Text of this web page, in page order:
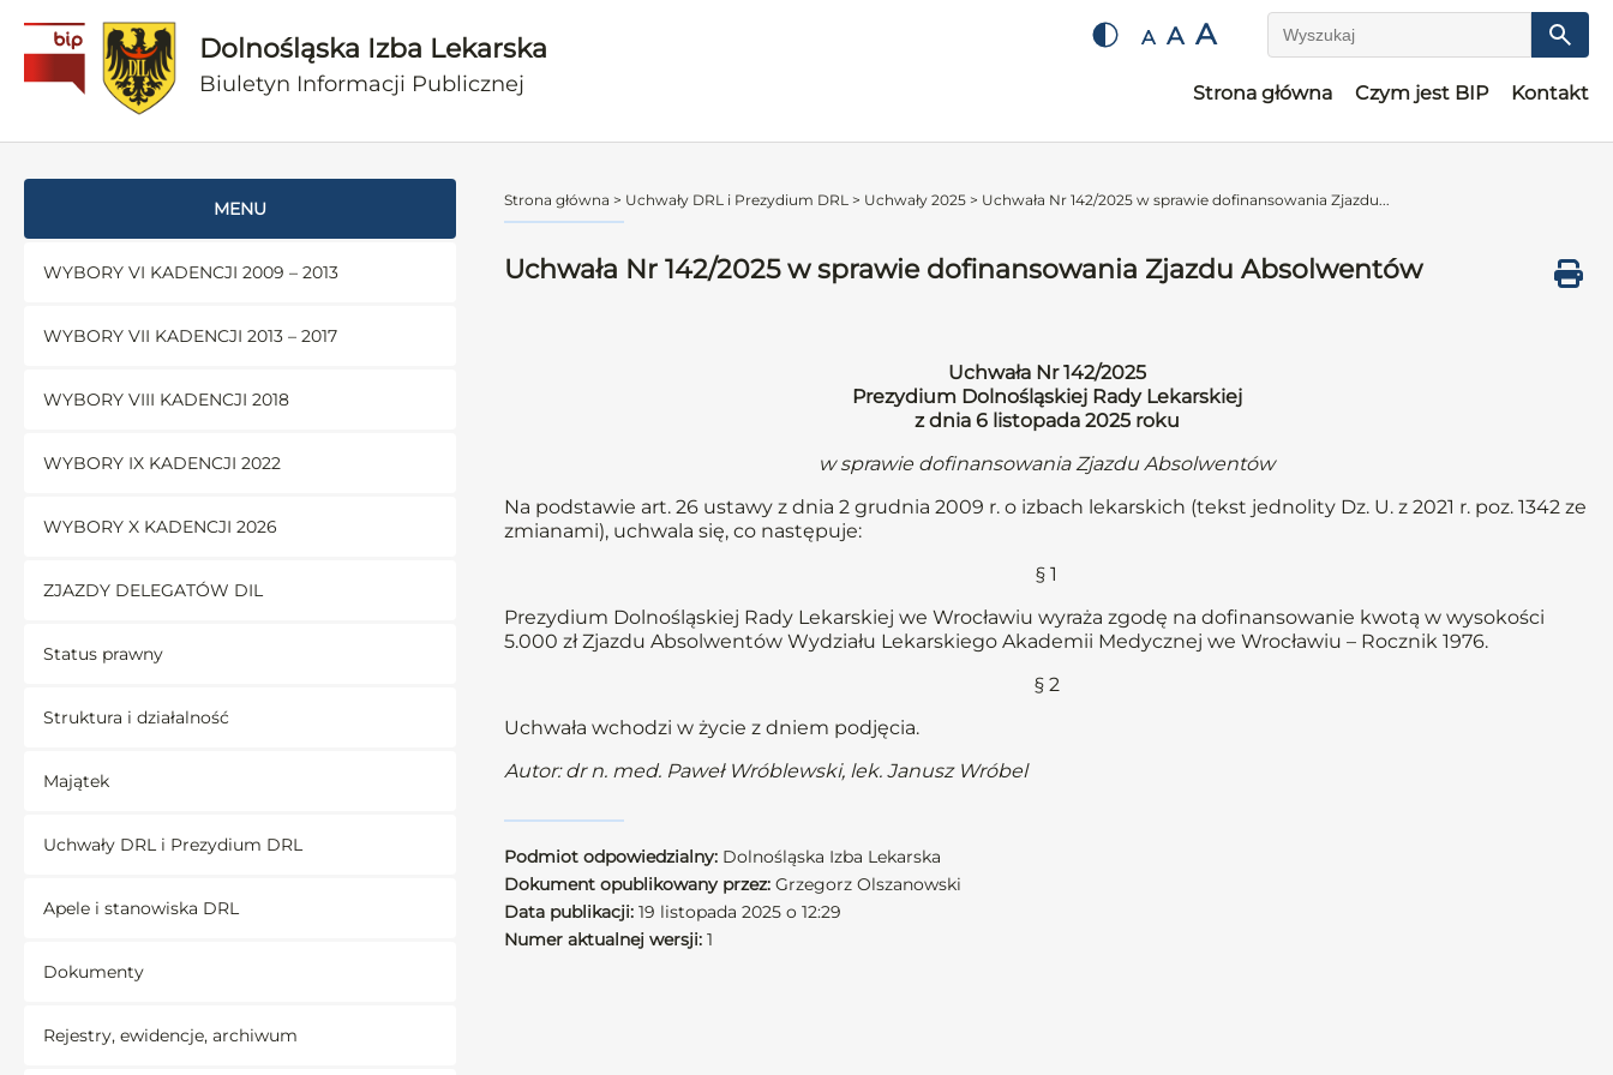
Dolnośląska Izba Lekarska
Biuletyn Informacji Publicznej
A A A Wyszukaj
Strona główna Czym jest BIP Kontakt
MENU
WYBORY VI KADENCJI 2009 – 2013
WYBORY VII KADENCJI 2013 – 2017
WYBORY VIII KADENCJI 2018
WYBORY IX KADENCJI 2022
WYBORY X KADENCJI 2026
ZJAZDY DELEGATÓW DIL
Status prawny
Struktura i działalność
Majątek
Uchwały DRL i Prezydium DRL
Apele i stanowiska DRL
Dokumenty
Rejestry, ewidencje, archiwum
Strona główna > Uchwały DRL i Prezydium DRL > Uchwały 2025 > Uchwała Nr 142/2025 w sprawie dofinansowania Zjazdu...
Uchwała Nr 142/2025 w sprawie dofinansowania Zjazdu Absolwentów
Uchwała Nr 142/2025
Prezydium Dolnośląskiej Rady Lekarskiej
z dnia 6 listopada 2025 roku
w sprawie dofinansowania Zjazdu Absolwentów
Na podstawie art. 26 ustawy z dnia 2 grudnia 2009 r. o izbach lekarskich (tekst jednolity Dz. U. z 2021 r. poz. 1342 ze
zmianami), uchwala się, co następuje:
§ 1
Prezydium Dolnośląskiej Rady Lekarskiej we Wrocławiu wyraża zgodę na dofinansowanie kwotą w wysokości
5.000 zł Zjazdu Absolwentów Wydziału Lekarskiego Akademii Medycznej we Wrocławiu – Rocznik 1976.
§ 2
Uchwała wchodzi w życie z dniem podjęcia.
Autor: dr n. med. Paweł Wróblewski, lek. Janusz Wróbel
Podmiot odpowiedzialny: Dolnośląska Izba Lekarska
Dokument opublikowany przez: Grzegorz Olszanowski
Data publikacji: 19 listopada 2025 o 12:29
Numer aktualnej wersji: 1